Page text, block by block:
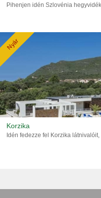
Pihenjen idén Szlovénia
Nyár
Korzika
Idén fedezze fel Korzika